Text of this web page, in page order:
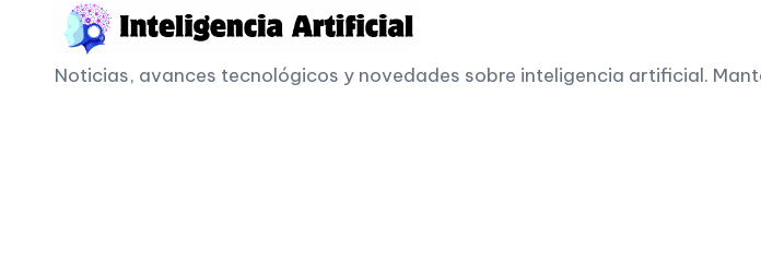
I
Noticias, avances tecnológicos y novedades sobre inteligencia artificial.